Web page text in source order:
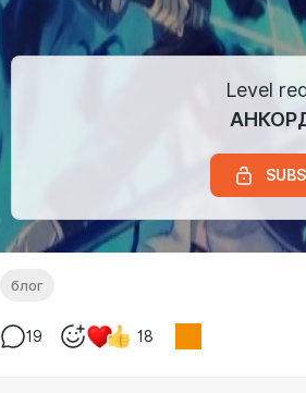
Level
блог
19 18